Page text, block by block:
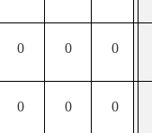
0 0 0
0 0 0